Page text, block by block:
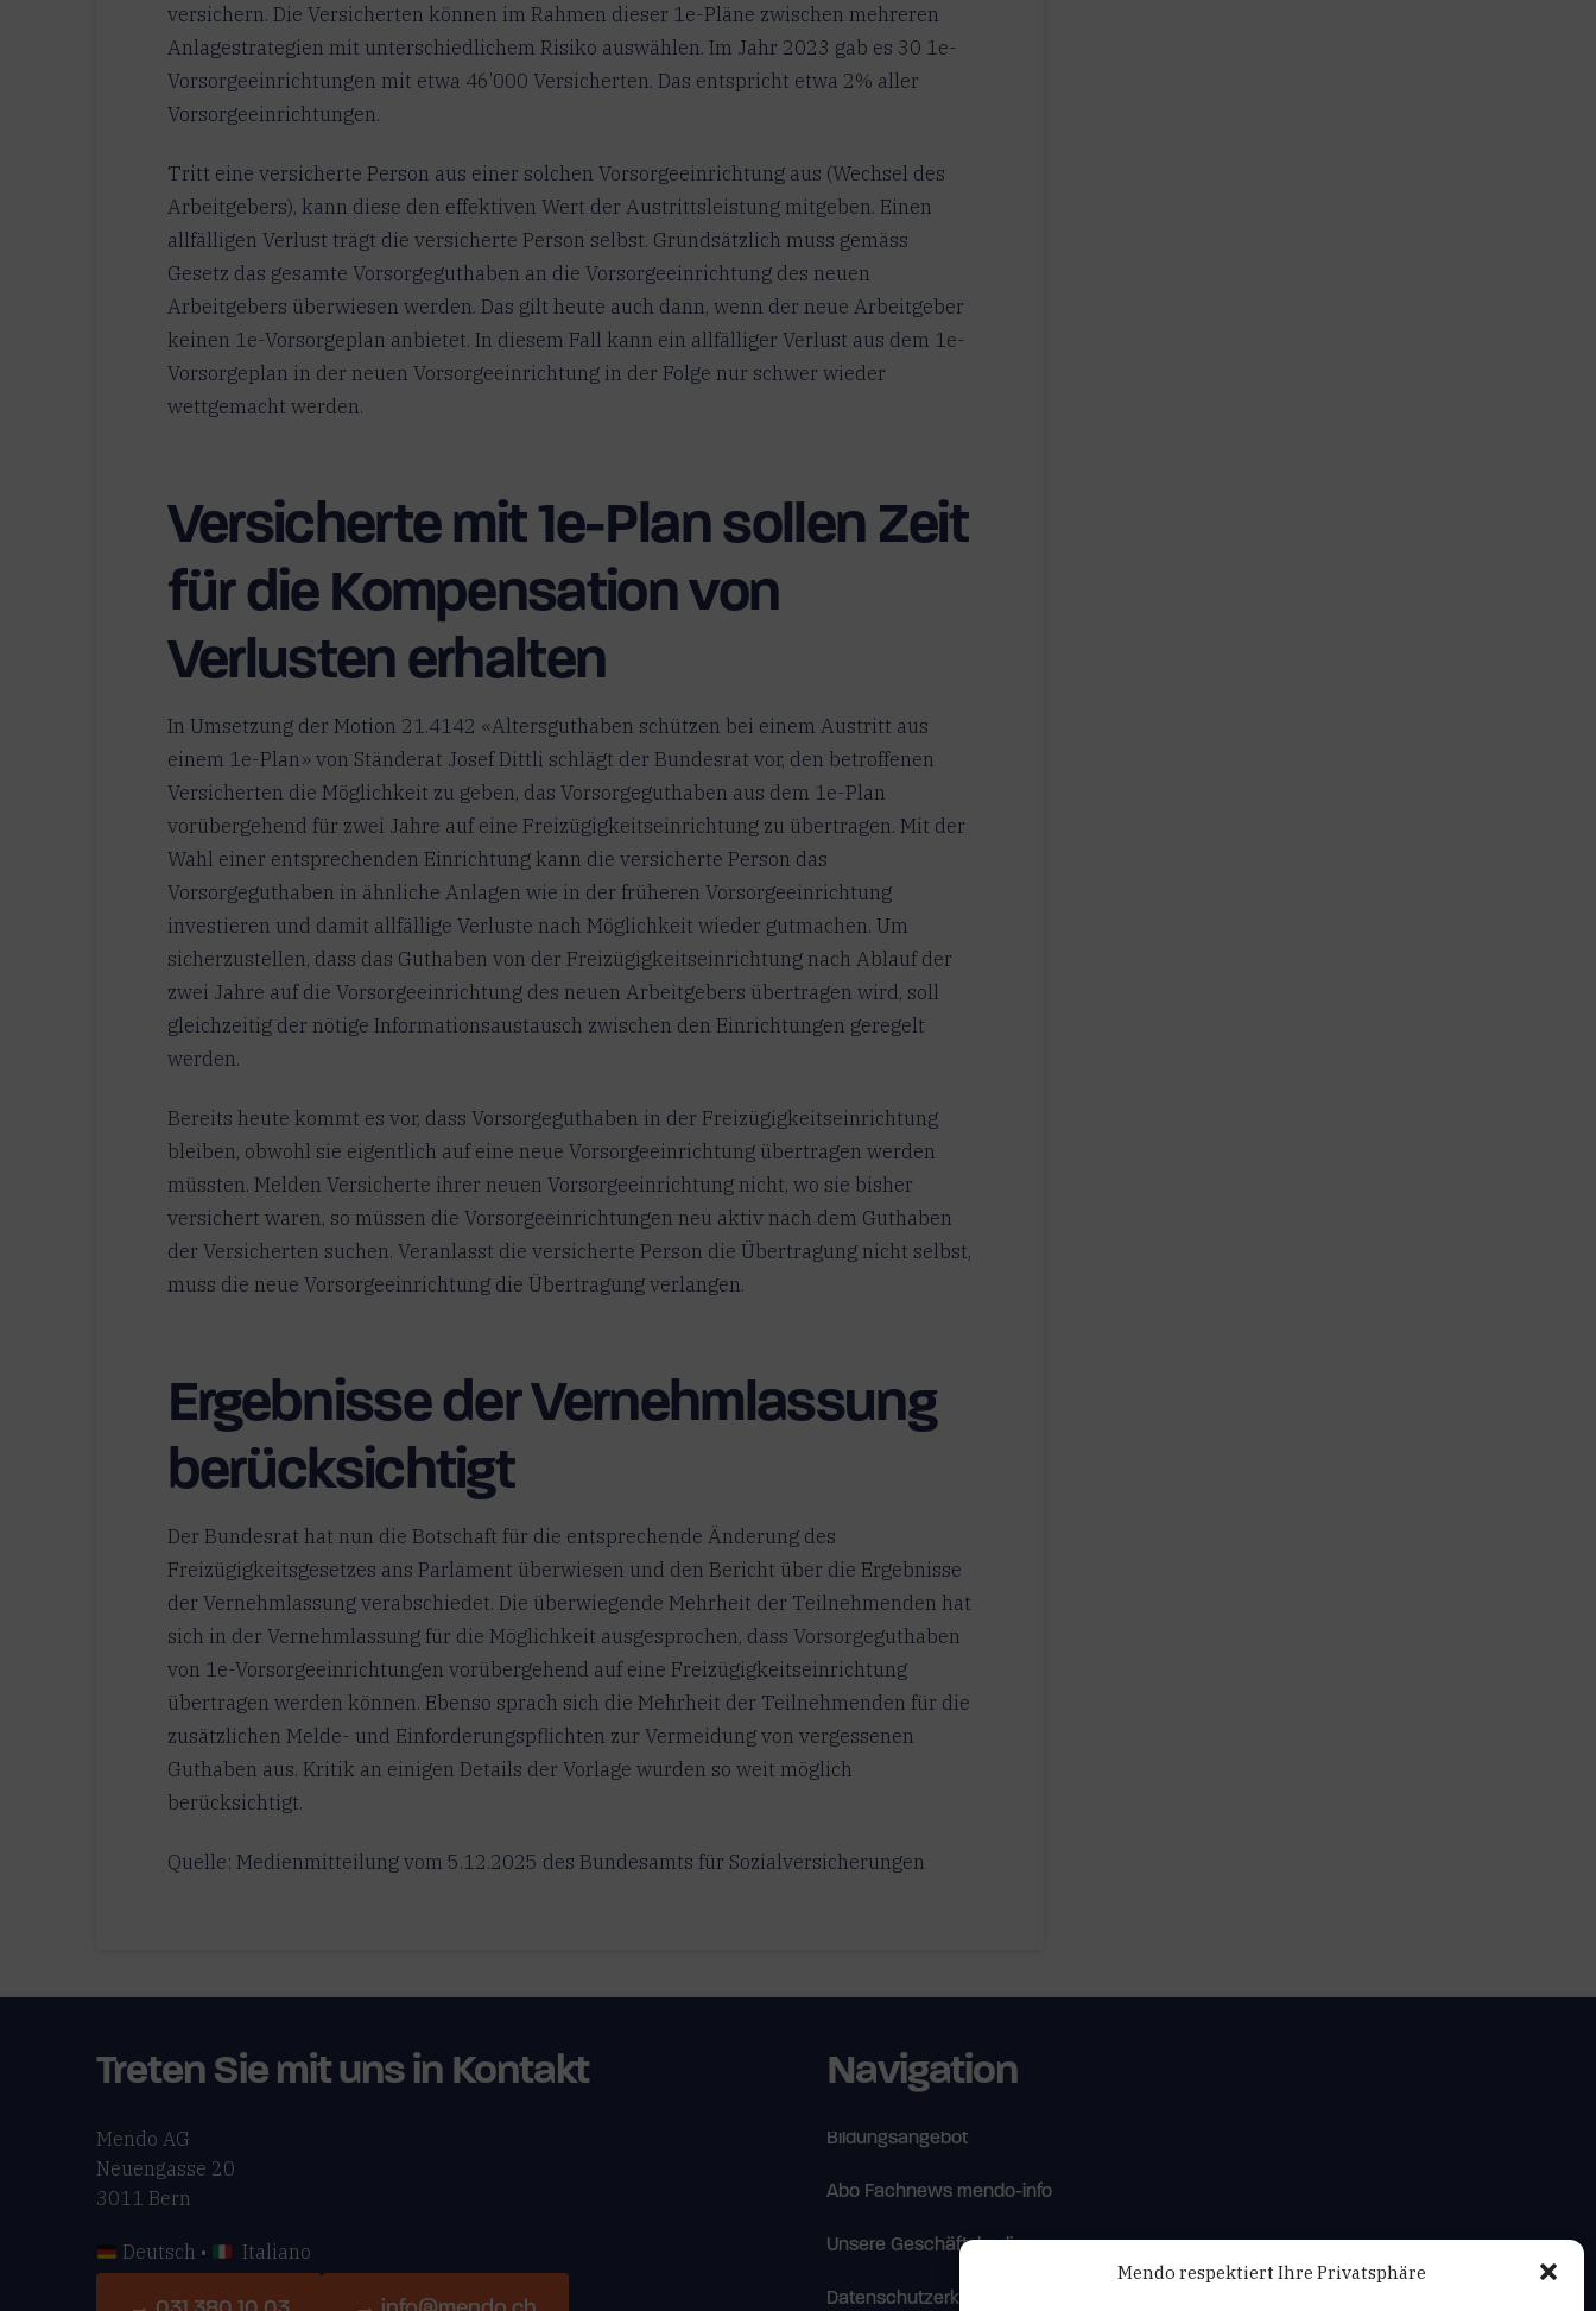
Mendo respektiert Ihre Privatsphäre
versichern. Die Versicherten können im Rahmen dieser 1e-Pläne zwischen mehreren
Anlagestrategien mit unterschiedlichem Risiko auswählen. Im Jahr 2023 gab es 30 1e-
Vorsorgeeinrichtungen mit etwa 46’000 Versicherten. Das entspricht etwa 2% aller
Vorsorgeeinrichtungen.
Tritt eine versicherte Person aus einer solchen Vorsorgeeinrichtung aus (Wechsel des
Arbeitgebers), kann diese den effektiven Wert der Austrittsleistung mitgeben. Einen
allfälligen Verlust trägt die versicherte Person selbst. Grundsätzlich muss gemäss
Gesetz das gesamte Vorsorgeguthaben an die Vorsorgeeinrichtung des neuen
Arbeitgebers überwiesen werden. Das gilt heute auch dann, wenn der neue Arbeitgeber
keinen 1e-Vorsorgeplan anbietet. In diesem Fall kann ein allfälliger Verlust aus dem 1e-
Vorsorgeplan in der neuen Vorsorgeeinrichtung in der Folge nur schwer wieder
wettgemacht werden.
Versicherte mit 1e-Plan sollen Zeit
für die Kompensation von
Verlusten erhalten
In Umsetzung der Motion 21.4142 «Altersguthaben schützen bei einem Austritt aus
einem 1e-Plan» von Ständerat Josef Dittli schlägt der Bundesrat vor, den betroffenen
Versicherten die Möglichkeit zu geben, das Vorsorgeguthaben aus dem 1e-Plan
vorübergehend für zwei Jahre auf eine Freizügigkeitseinrichtung zu übertragen. Mit der
Wahl einer entsprechenden Einrichtung kann die versicherte Person das
Vorsorgeguthaben in ähnliche Anlagen wie in der früheren Vorsorgeeinrichtung
investieren und damit allfällige Verluste nach Möglichkeit wieder gutmachen. Um
sicherzustellen, dass das Guthaben von der Freizügigkeitseinrichtung nach Ablauf der
zwei Jahre auf die Vorsorgeeinrichtung des neuen Arbeitgebers übertragen wird, soll
gleichzeitig der nötige Informationsaustausch zwischen den Einrichtungen geregelt
werden.
Bereits heute kommt es vor, dass Vorsorgeguthaben in der Freizügigkeitseinrichtung
bleiben, obwohl sie eigentlich auf eine neue Vorsorgeeinrichtung übertragen werden
müssten. Melden Versicherte ihrer neuen Vorsorgeeinrichtung nicht, wo sie bisher
versichert waren, so müssen die Vorsorgeeinrichtungen neu aktiv nach dem Guthaben
der Versicherten suchen. Veranlasst die versicherte Person die Übertragung nicht selbst,
muss die neue Vorsorgeeinrichtung die Übertragung verlangen.
Ergebnisse der Vernehmlassung
berücksichtigt
Der Bundesrat hat nun die Botschaft für die entsprechende Änderung des
Freizügigkeitsgesetzes ans Parlament überwiesen und den Bericht über die Ergebnisse
der Vernehmlassung verabschiedet. Die überwiegende Mehrheit der Teilnehmenden hat
sich in der Vernehmlassung für die Möglichkeit ausgesprochen, dass Vorsorgeguthaben
von 1e-Vorsorgeeinrichtungen vorübergehend auf eine Freizügigkeitseinrichtung
übertragen werden können. Ebenso sprach sich die Mehrheit der Teilnehmenden für die
zusätzlichen Melde- und Einforderungspflichten zur Vermeidung von vergessenen
Guthaben aus. Kritik an einigen Details der Vorlage wurden so weit möglich
berücksichtigt.
Quelle: Medienmitteilung vom 5.12.2025 des Bundesamts für Sozialversicherungen
Treten Sie mit uns in Kontakt
Mendo AG
Neuengasse 20
3011 Bern
Deutsch • Italiano
Navigation
Bildungsangebot
Abo Fachnews mendo-info
Unsere Geschäftsbedingungen
Datenschutzerklärung